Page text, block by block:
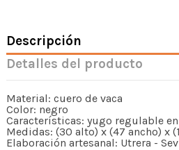
Descripción
Detalles del producto
Material: cuero de vaca
Color: negro
Características: yugo regulable
Medidas: (30 alto) x (47 ancho) x
Elaboración artesanal: Utrera -